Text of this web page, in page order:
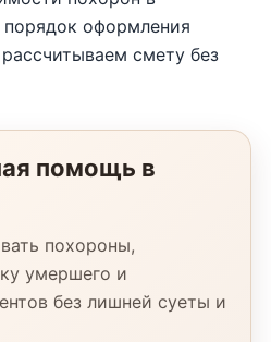
оформления
смету без
помощь в
похороны,
умершего и
без лишней суеты и